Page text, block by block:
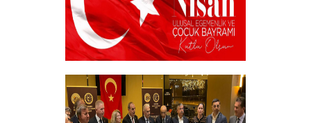
23 NİSAN
+